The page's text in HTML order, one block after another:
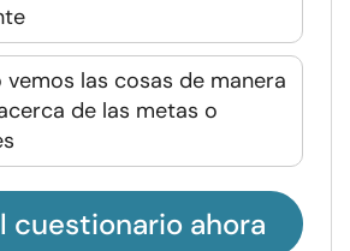
vemos las cosas de manera
de las metas o
cuestionario ahora